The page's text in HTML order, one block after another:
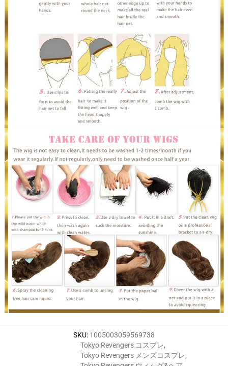
SKU: 1005003059569738
Tokyo Revengers コスプレ,
Tokyo Revengers メンズコスプレ,